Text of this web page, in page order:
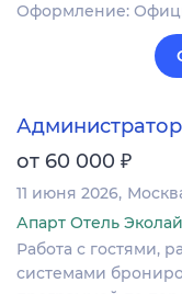
Оформление:
от 60 000 ₽
11 июня 2026
Апарт Отель
Работа с гостями,
системами